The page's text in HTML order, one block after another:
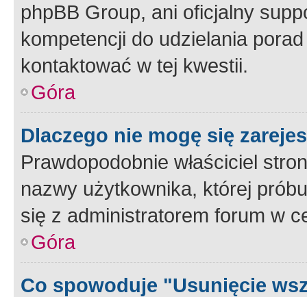
phpBB Group, ani oficjalny
kompetencji do udzielania
kontaktować w tej kwestii.
Góra
Dlaczego nie mogę się
Prawdopodobnie właściciel
nazwy użytkownika, której
się z administratorem forum w
Góra
Co spowoduje "Usunięcie